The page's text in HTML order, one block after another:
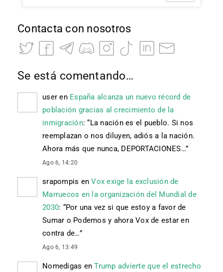
Contacta con nosotros
Se está comentando…
user en España alcanza un nuevo récord de
población gracias al crecimiento de la
inmigración: “La nación es el pueblo. Si nos
reemplazan o nos diluyen, adiós a la nación.
Ahora más que nunca, DEPORTACIONES…”
Ago 6, 14:20
srapompis enVox exige la exclusión de
Marruecos en la organización del Mundial de
2030: “Por una vez si que estoy a favor de
Sumar o Podemos y ahora Vox de estar en
contra de…”
Ago 6, 13:49
Nomedigas enTrump advierte que el estrecho